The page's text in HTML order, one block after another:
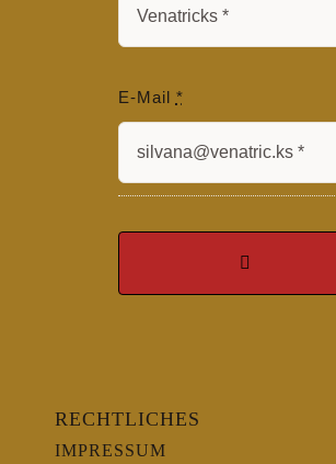
E-Mail *
RECHTLICHES
IMPRESSUM